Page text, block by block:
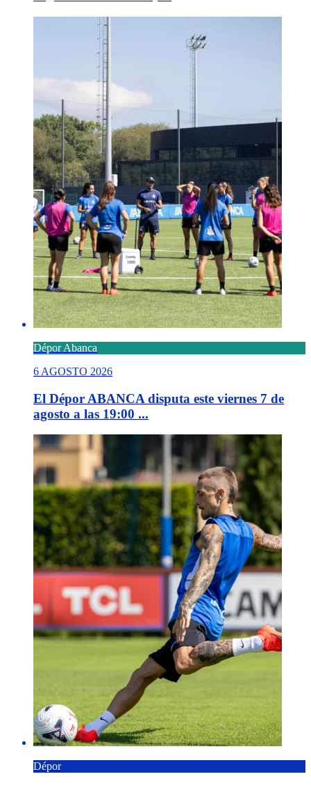
Dépor Abanca
6 AGOSTO 2026
El Dépor ABANCA disputa este viernes 7 de
agosto a las 19:00 ...
Dépor